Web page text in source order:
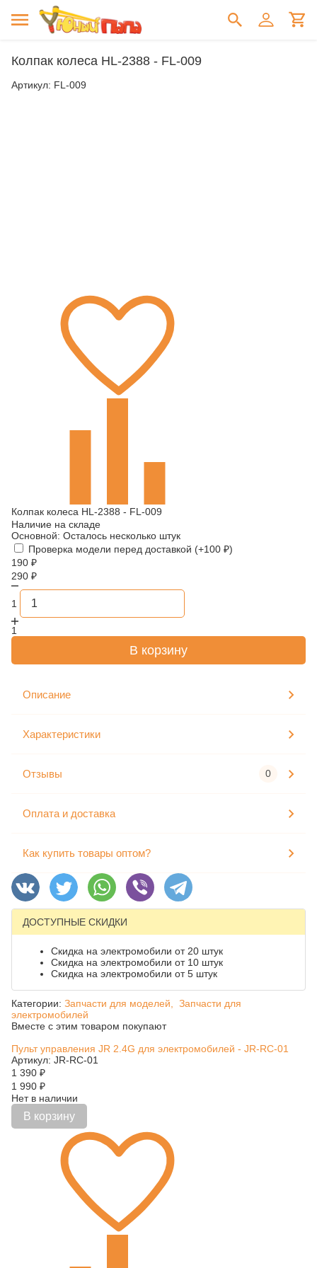
Колпак колеса HL-2388 - FL-009
Артикул: FL-009
Колпак колеса HL-2388 - FL-009
Наличие на складе
Основной: Осталось несколько штук
Проверка модели перед доставкой (+100 ₽)
190 ₽
290 ₽
1
1
В корзину
Описание
Характеристики
Отзывы 0
Оплата и доставка
Как купить товары оптом?
ДОСТУПНЫЕ СКИДКИ
Скидка на электромобили от 20 штук
Скидка на электромобили от 10 штук
Скидка на электромобили от 5 штук
Категории: Запчасти для моделей,
Запчасти для
электромобилей
Вместе с этим товаром покупают
Пульт управления JR 2.4G для электромобилей - JR-RC-01
Артикул: JR-RC-01
1 390 ₽
1 990 ₽
Нет в наличии
В корзину